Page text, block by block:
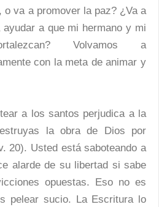
o va a promover la paz? ¿Va a
a que mi hermano y mi
Volvamos a
con la meta de animar y
a los santos perjudica a la
la obra de Dios por
20). Usted está saboteando a
alarde de su libertad si sabe
opuestas. Eso no es
pelear sucio. La Escritura lo